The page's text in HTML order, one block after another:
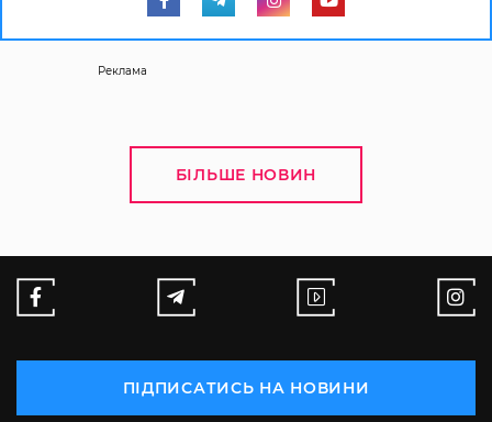
Реклама
БІЛЬШЕ НОВИН
ПІДПИСАТИСЬ НА НОВИНИ